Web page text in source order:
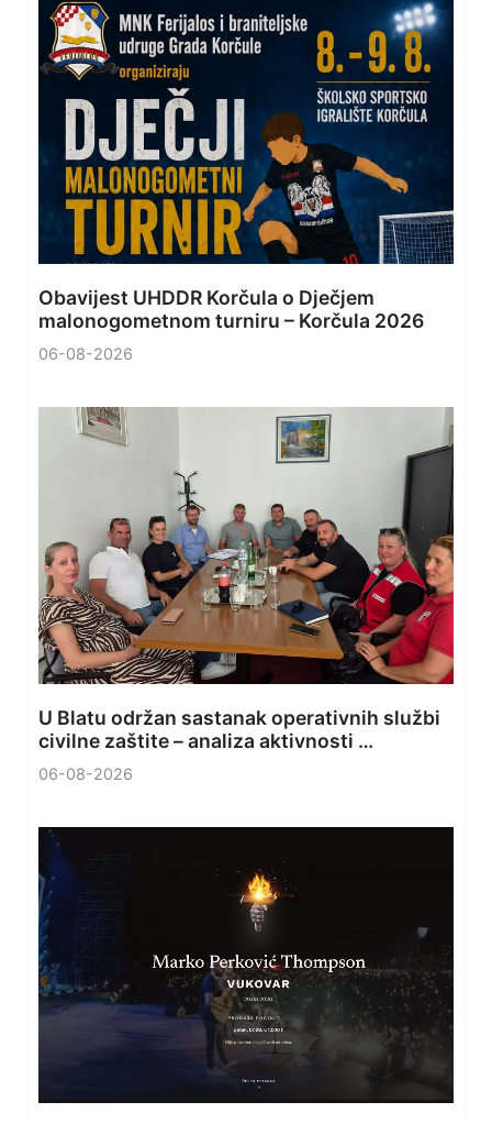
Obavijest UHDDR Korčula o Dječjem
malonogometnom turniru – Korčula 2026
06-08-2026
U Blatu održan sastanak operativnih službi
civilne zaštite – analiza aktivnosti …
06-08-2026